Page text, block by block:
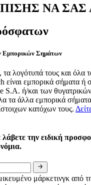
ΝΑ ΣΑΣ
Εμπορικών Σημάτων
λογότυπά τους και όλα
είναι εμπορικά σήματα ή
S.A. ή/και των
τα άλλα εμπορικά
κατόχων τους.
λάβετε την ειδική
μάρκετινγκ από